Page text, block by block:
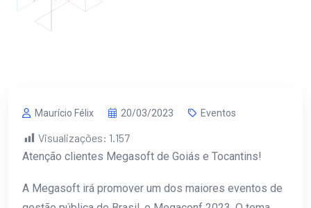
Maurício Félix 20/03/2023 Eventos
Visualizações: 1.157
Atenção clientes Megasoft de Goiás e Tocantins!
A Megasoft irá promover um dos maiores eventos de